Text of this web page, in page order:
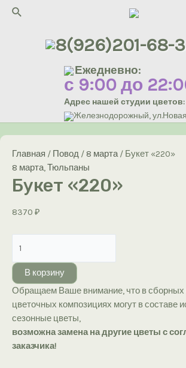
Перейти
Поиск
8(926)201-68-
Ежедневно:
с 9:00 до
Адрес нашей студии цветов:
Железнодорожный,
Главная / Повод / 8 марта/ Букет «220»
8 марта,Тюльпаны
Букет «220»
8370 ₽
товара
Букет
«220»
В корзину
Обращаем Ваше внимание, что в сборных
цветочных композициях могут в составе
сезонные цветы,
возможна замена на другие цветы с
заказчика!